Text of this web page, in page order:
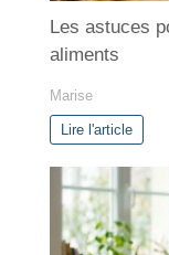
Les astuces
aliments
Marise
Lire l'article